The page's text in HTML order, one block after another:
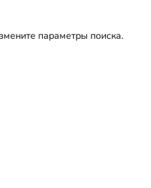
параметры поиска.